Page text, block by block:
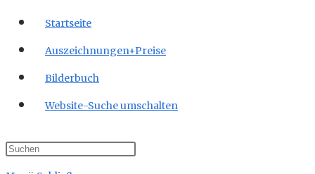
Startseite
Auszeichnungen+Preise
Bilderbuch
Website-Suche umschalten